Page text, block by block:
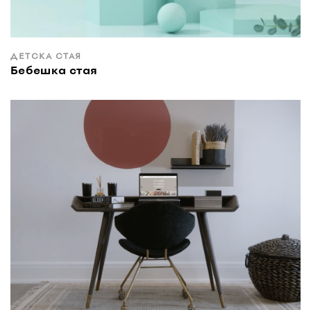
ДЕТСКА СТАЯ
Бебешка стая